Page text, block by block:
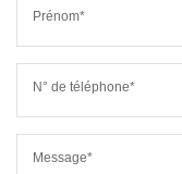
Prénom*
N° de téléphone*
Message*